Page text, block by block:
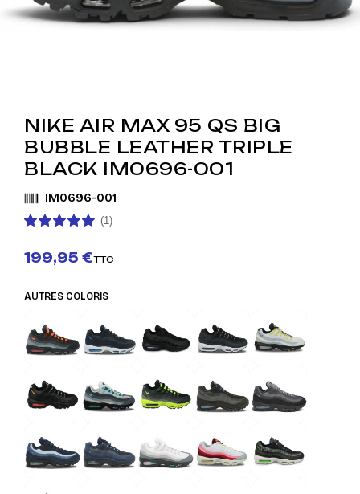
NIKE AIR MAX 95 QS BIG
BUBBLE LEATHER TRIPLE
BLACK IM0696-001
IM0696-001
(1)
199,95 €TTC
AUTRES COLORIS